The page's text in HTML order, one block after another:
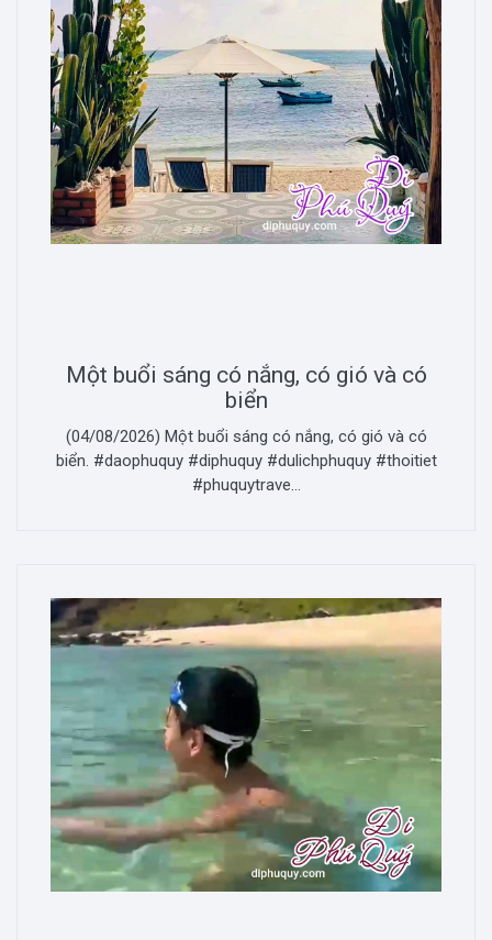
Một buổi sáng có nắng, có gió và có
biển
(04/08/2026) Một buổi sáng có nắng, có gió và có
biển. #daophuquy #diphuquy #dulichphuquy #thoitiet
#phuquytrave...